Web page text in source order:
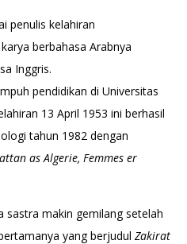
penulis kelahiran
berbahasa Arabnya
Inggris.
pendidikan di Universitas
13 April 1953 ini berhasil
tahun 1982 dengan
as Algerie, Femmes er
sastra makin gemilang setelah
yang berjudul Zakirat